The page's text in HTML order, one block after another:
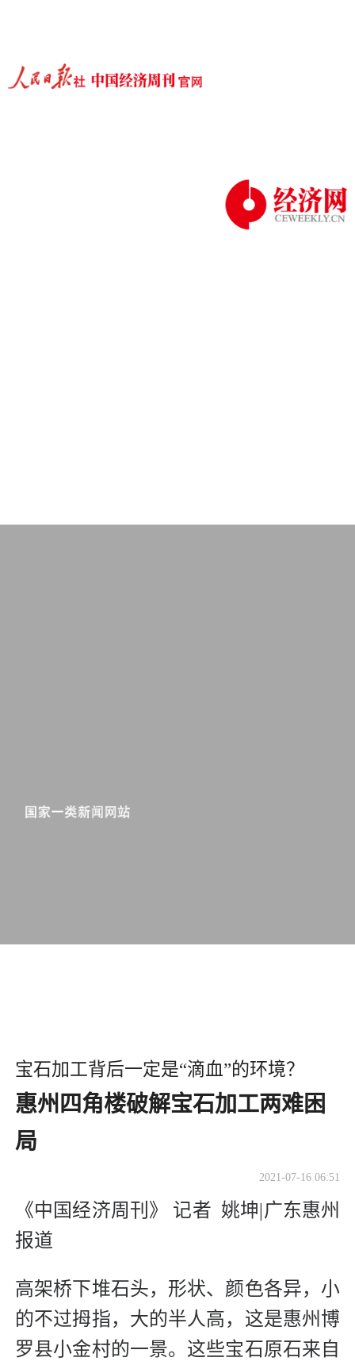
宝石加工背后一定是“滴血”的环境？
惠州四角楼破解宝石加工两难困
局
2021-07-16 06:51
《中国经济周刊》 记者 姚坤|广东惠州
报道
高架桥下堆石头，形状、颜色各异，小
的不过拇指，大的半人高，这是惠州博
罗县小金村的一景。这些宝石原石来自